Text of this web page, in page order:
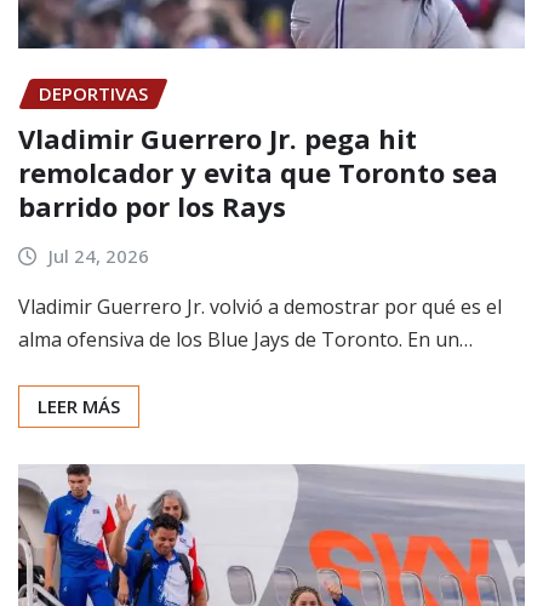
DEPORTIVAS
Vladimir Guerrero Jr. pega hit
remolcador y evita que Toronto sea
barrido por los Rays
Jul 24, 2026
Vladimir Guerrero Jr. volvió a demostrar por qué es el
alma ofensiva de los Blue Jays de Toronto. En un…
LEER MÁS